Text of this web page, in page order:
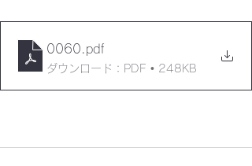
0060 .pdf
ダウンロード：PDF • 248KB